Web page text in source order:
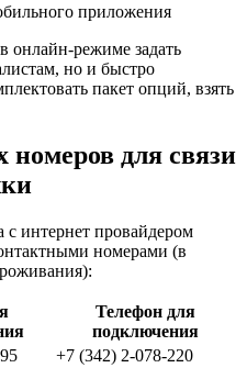
приложения
онлайн-режиме задать
но и быстро
пакет опций, взять
для связи
с интернет провайдером
номерами (в
Телефон для
подключения
+7 (342) 2-078-220